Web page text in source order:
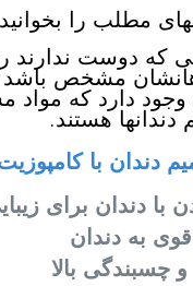
مطلب را
که دوست ندارند
مشخص باشد
دارد که مواد
هستند.
دندان با
با دندان برای
به دندان
چسبندگی بالا